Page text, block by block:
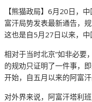
【熊猫政局】6月20日，
富汗局势发表最新通告，规
这也是自5月27日以来，中
相对于当时北京“如非必要
的规劝只证明了一件事，
开始，自五月以来的阿富
对外界来说，阿富汗塔利